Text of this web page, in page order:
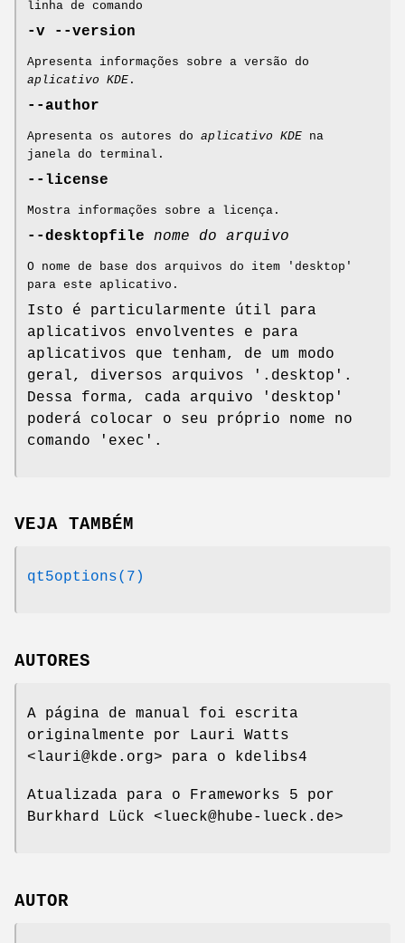
linha de comando
-v --version
Apresenta informações sobre a versão do
aplicativo KDE .
--author
Apresenta os autores do aplicativo KDE na
janela do terminal.
--license
Mostra informações sobre a licença.
--desktopfile nome do arquivo
O nome de base dos arquivos do item 'desktop'
para este aplicativo.
Isto é particularmente útil para
aplicativos envolventes e para
aplicativos que tenham, de um modo
geral, diversos arquivos '.desktop'.
Dessa forma, cada arquivo 'desktop'
poderá colocar o seu próprio nome no
comando 'exec'.
VEJA TAMBÉM
qt5options(7)
AUTORES
A página de manual foi escrita
originalmente por Lauri Watts
<lauri@kde.org> para o kdelibs4
Atualizada para o Frameworks 5 por
Burkhard Lück <lueck@hube-lueck.de>
AUTOR